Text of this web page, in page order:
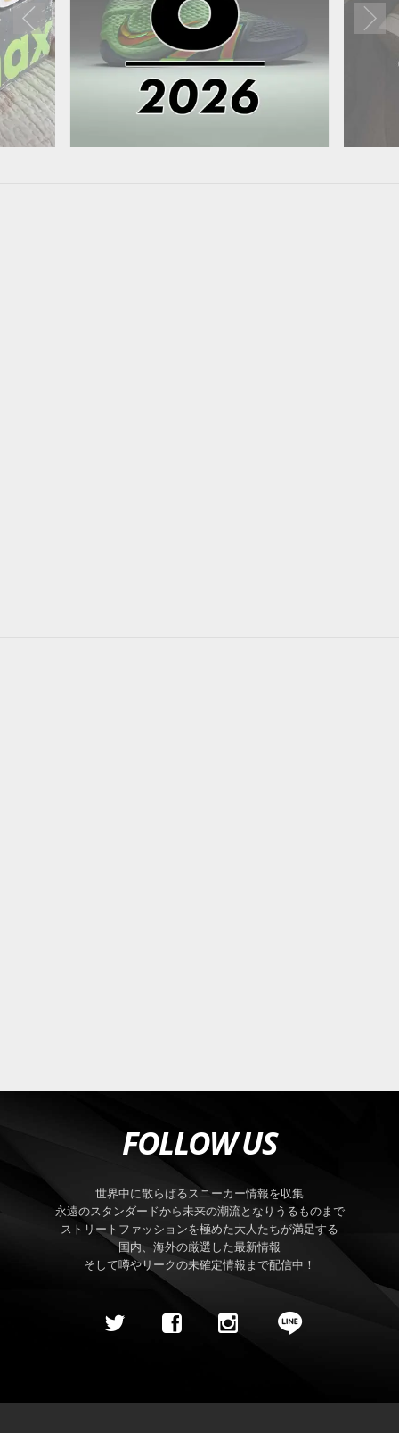
FOLLOW US
世界中に散らばるスニーカー情報を収集
永遠のスタンダードから未来の潮流となりうるものまで
ストリートファッションを極めた大人たちが満足する
国内、海外の厳選した最新情報
そして噂やリークの未確定情報まで配信中！